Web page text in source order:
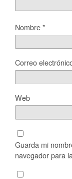
Nombre*
Correo
Web
Guarda mi
navegador para